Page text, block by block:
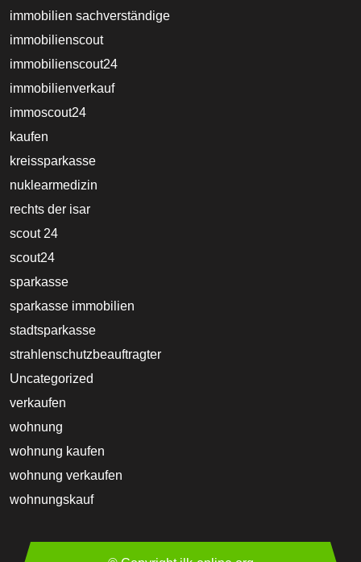
immobilien sachverständige
immobilienscout
immobilienscout24
immobilienverkauf
immoscout24
kaufen
kreissparkasse
nuklearmedizin
rechts der isar
scout 24
scout24
sparkasse
sparkasse immobilien
stadtsparkasse
strahlenschutzbeauftragter
Uncategorized
verkaufen
wohnung
wohnung kaufen
wohnung verkaufen
wohnungskauf